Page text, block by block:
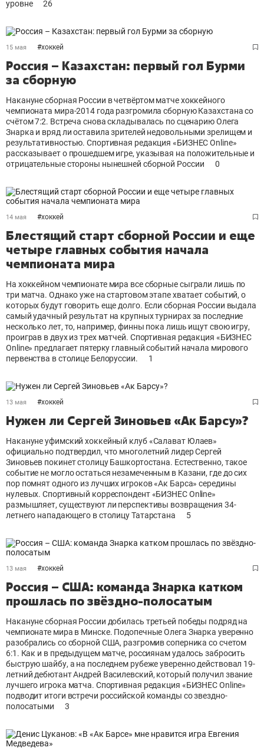
уровне
26
15 мая #хоккей
Россия – Казахстан: первый гол Бурми
за сборную
Накануне сборная России в четвёртом матче хоккейного
чемпионата мира-2014 года разгромила сборную Казахстана со
счётом 7:2. Встреча снова складывалась по сценарию Олега
Знарка и вряд ли оставила зрителей недовольными зрелищем и
результативностью. Спортивная редакция «БИЗНЕС Online»
рассказывает о прошедшем игре, указывая на положительные и
отрицательные стороны нынешней сборной России
0
14 мая #хоккей
Блестящий старт сборной России и еще
четыре главных события начала
чемпионата мира
На хоккейном чемпионате мира все сборные сыграли лишь по
три матча. Однако уже на стартовом этапе хватает событий, о
которых будут говорить еще долго. Если сборная России выдала
самый удачный результат на крупных турнирах за последние
несколько лет, то, например, финны пока лишь ищут свою игру,
проиграв в двух из трех матчей. Спортивная редакция «БИЗНЕС
Online» предлагает пятерку главный событий начала мирового
первенства в столице Белоруссии.
1
13 мая #хоккей
Нужен ли Сергей Зиновьев «Ак Барсу»?
Накануне уфимский хоккейный клуб «Салават Юлаев»
официально подтвердил, что многолетний лидер Сергей
Зиновьев покинет столицу Башкортостана. Естественно, такое
событие не могло остаться незамеченным в Казани, где до сих
пор помнят одного из лучших игроков «Ак Барса» середины
нулевых. Спортивный корреспондент «БИЗНЕС Online»
размышляет, существуют ли перспективы возвращения 34-
летнего нападающего в столицу Татарстана
5
13 мая #хоккей
Россия – США: команда Знарка катком
прошлась по звёздно-полосатым
Накануне сборная России добилась третьей победы подряд на
чемпионате мира в Минске. Подопечные Олега Знарка уверенно
разобрались со сборной США, разгромив соперника со счетом
6:1. Как и в предыдущем матче, россиянам удалось забросить
быструю шайбу, а на последнем рубеже уверенно действовал 19-
летний дебютант Андрей Василевский, который получил звание
лучшего игрока матча. Спортивная редакция «БИЗНЕС Online»
подводит итоги встречи российской команды со звездно-
полосатыми
3